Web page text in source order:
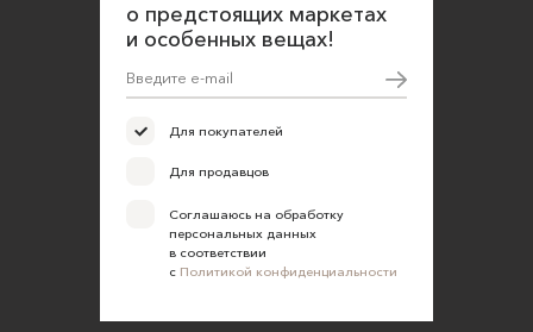
о предстоящих маркетах
и особенных вещах!
Для покупателей
Для продавцов
Соглашаюсь на обработку
персональных данных
в соответствии
с Политикой конфиденциальности